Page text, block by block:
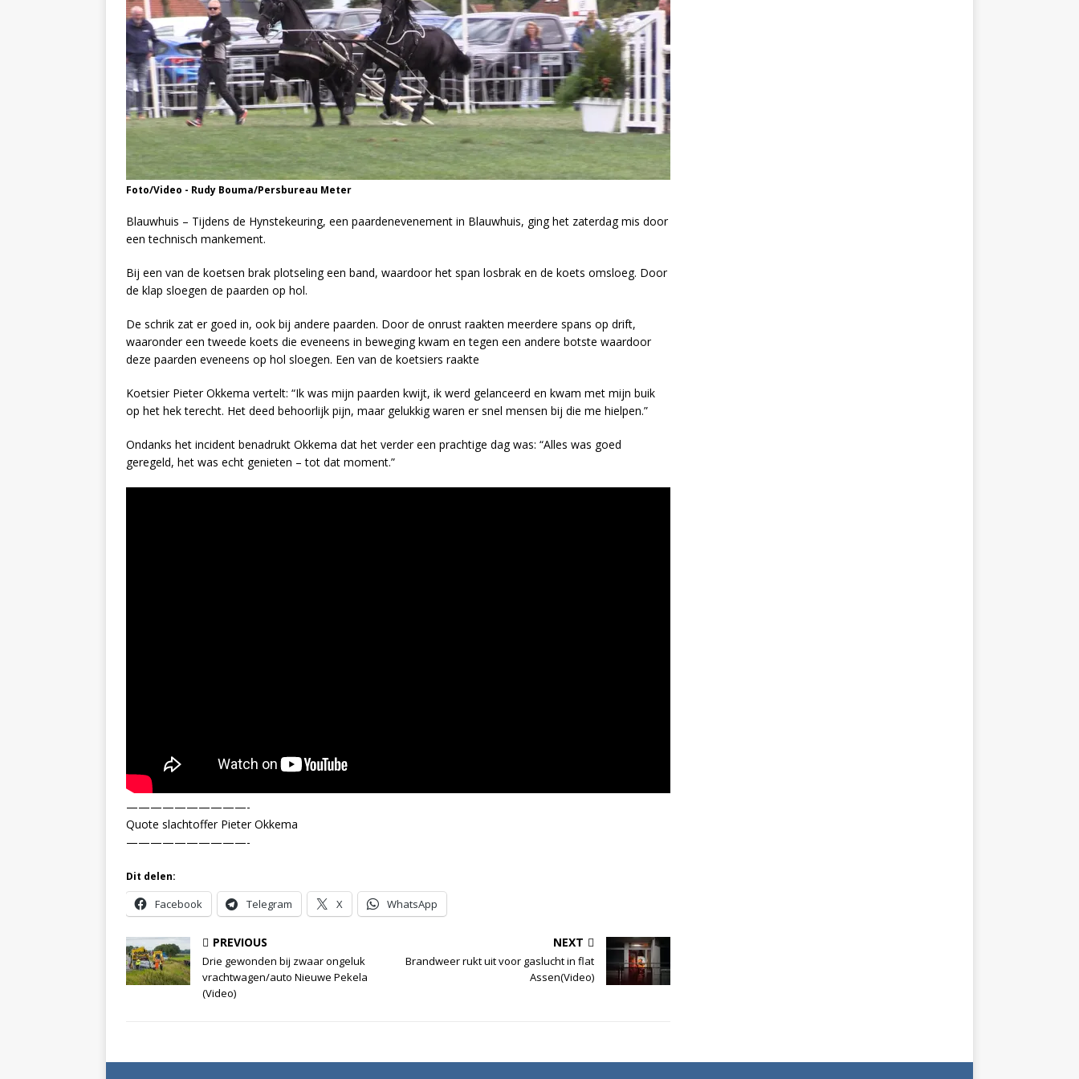
Foto/Video - Rudy Bouma/Persbureau Meter
Blauwhuis – Tijdens de Hynstekeuring, een paardenevenement in Blauwhuis, ging het zaterdag mis door
een technisch mankement.
Bij een van de koetsen brak plotseling een band, waardoor het span losbrak en de koets omsloeg. Door
de klap sloegen de paarden op hol.
De schrik zat er goed in, ook bij andere paarden. Door de onrust raakten meerdere spans op drift,
waaronder een tweede koets die eveneens in beweging kwam en tegen een andere botste waardoor
deze paarden eveneens op hol sloegen. Een van de koetsiers raakte
Koetsier Pieter Okkema vertelt: “Ik was mijn paarden kwijt, ik werd gelanceerd en kwam met mijn buik
op het hek terecht. Het deed behoorlijk pijn, maar gelukkig waren er snel mensen bij die me hielpen.”
Ondanks het incident benadrukt Okkema dat het verder een prachtige dag was: “Alles was goed
geregeld, het was echt genieten – tot dat moment.”
——————————-
Quote slachtoffer Pieter Okkema
——————————-
Dit delen:
Facebook Telegram X WhatsApp
PREVIOUS
Drie gewonden bij zwaar ongeluk
vrachtwagen/auto Nieuwe Pekela
(Video)
NEXT
Brandweer rukt uit voor gaslucht in flat
Assen(Video)